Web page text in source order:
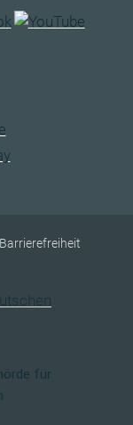
Barrierefreiheit